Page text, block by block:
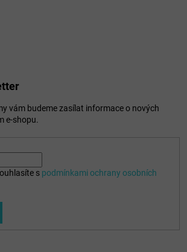
vám budeme zasílat informace o nových
e-shopu.
s podmínkami ochrany osobních